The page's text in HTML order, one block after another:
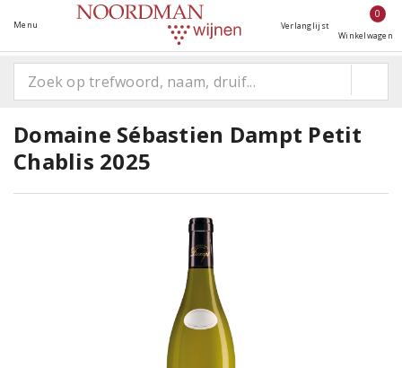
Menu Verlanglijst
0
Winkelwagen
Domaine Sébastien Dampt Petit
Chablis 2025